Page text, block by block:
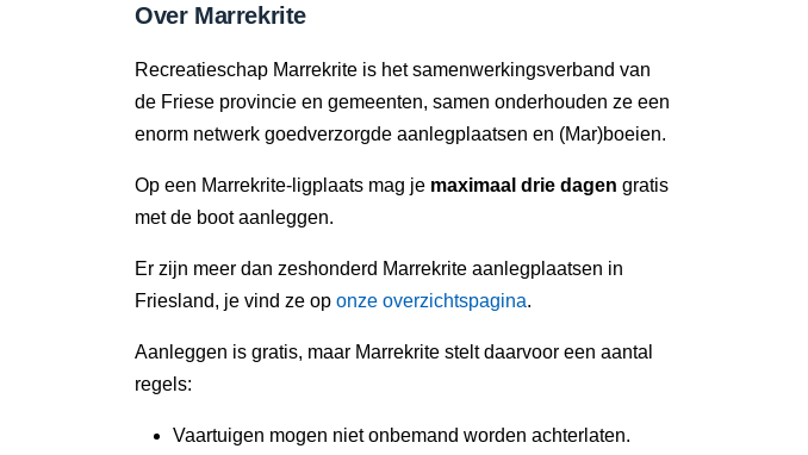
Over Marrekrite
Recreatieschap Marrekrite is het samenwerkingsverband van
de Friese provincie en gemeenten, samen onderhouden ze een
enorm netwerk goedverzorgde aanlegplaatsen en (Mar)boeien.
Op een Marrekrite-ligplaats mag je maximaal drie dagen gratis
met de boot aanleggen.
Er zijn meer dan zeshonderd Marrekrite aanlegplaatsen in
Friesland, je vind ze op onze overzichtspagina.
Aanleggen is gratis, maar Marrekrite stelt daarvoor een aantal
regels:
Vaartuigen mogen niet onbemand worden achterlaten.